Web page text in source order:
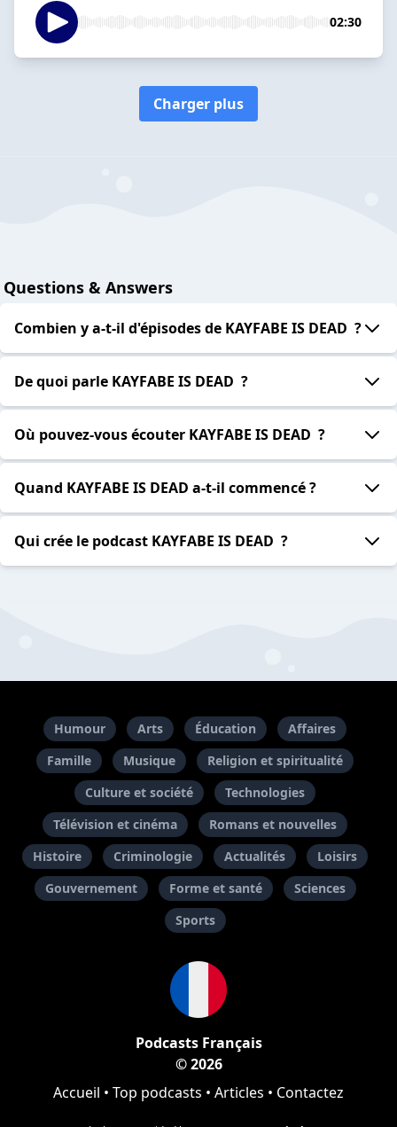
02:30
Charger plus
Questions & Answers
Combien y a-t-il d'épisodes de KAYFABE IS DEAD ?
De quoi parle KAYFABE IS DEAD ?
Où pouvez-vous écouter KAYFABE IS DEAD ?
Quand KAYFABE IS DEAD a-t-il commencé ?
Qui crée le podcast KAYFABE IS DEAD ?
Humour Arts Éducation
Affaires
Famille
Musique
Religion et spiritualité
Culture et société
Technologies
Télévision et cinéma
Romans et nouvelles
Histoire
Criminologie Actualités
Loisirs
Gouvernement
Forme et santé
Sciences
Sports
Podcasts Français
© 2026
Accueil • Top podcasts • Articles • Contactez